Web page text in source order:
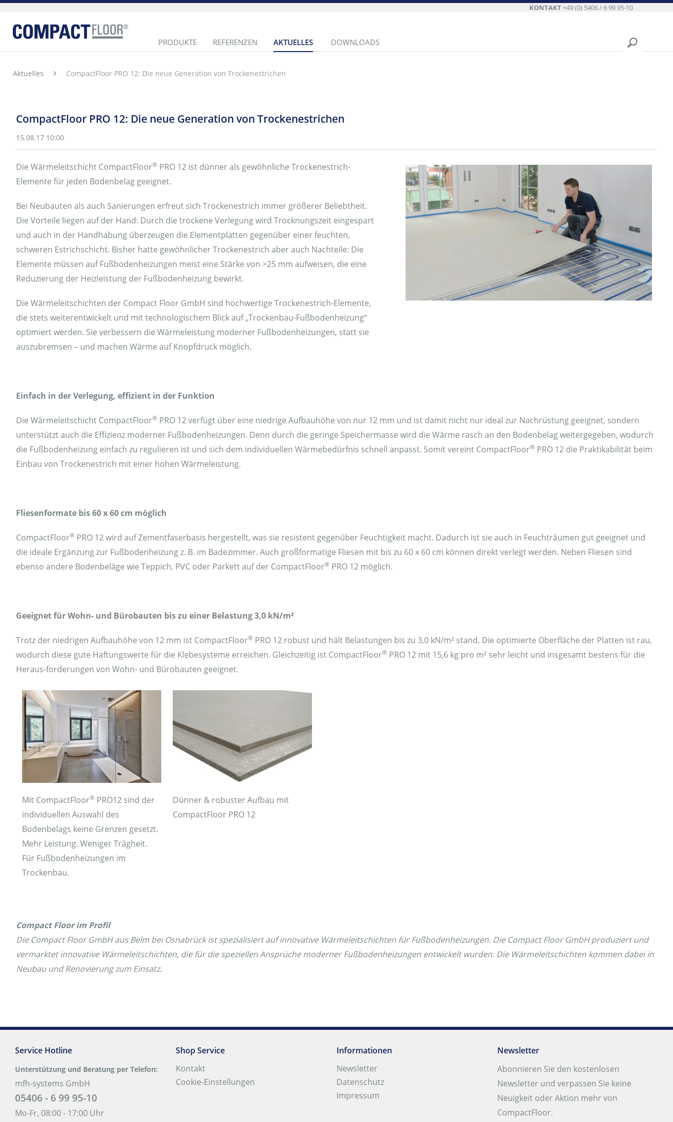
KONTAKT+49 (0) 5406 / 6 99 95-10
PRODUKTE REFERENZEN AKTUELLES DOWNLOADS
Aktuelles CompactFloor PRO 12: Die neue Generation von Trockenestrichen
CompactFloor PRO 12: Die neue Generation von Trockenestrichen
15.08.17 10:00
Die Wärmeleitschicht CompactFloor® PRO 12 ist dünner als gewöhnliche Trockenestrich-
Elemente für jeden Bodenbelag geeignet.
Bei Neubauten als auch Sanierungen erfreut sich Trockenestrich immer größerer Beliebtheit.
Die Vorteile liegen auf der Hand: Durch die trockene Verlegung wird Trocknungszeit eingespart
und auch in der Handhabung überzeugen die Elementplatten gegenüber einer feuchten,
schweren Estrichschicht. Bisher hatte gewöhnlicher Trockenestrich aber auch Nachteile: Die
Elemente müssen auf Fußbodenheizungen meist eine Stärke von >25 mm aufweisen, die eine
Reduzierung der Heizleistung der Fußbodenheizung bewirkt.
Die Wärmeleitschichten der Compact Floor GmbH sind hochwertige Trockenestrich-Elemente,
die stets weiterentwickelt und mit technologischem Blick auf „Trockenbau-Fußbodenheizung“
optimiert werden. Sie verbessern die Wärmeleistung moderner Fußbodenheizungen, statt sie
auszubremsen – und machen Wärme auf Knopfdruck möglich.
Einfach in der Verlegung, effizient in der Funktion
Die Wärmeleitschicht CompactFloor® PRO 12 verfügt über eine niedrige Aufbauhöhe von nur 12 mm und ist damit nicht nur ideal zur Nachrüstung geeignet, sondern
unterstützt auch die Effizienz moderner Fußbodenheizungen. Denn durch die geringe Speichermasse wird die Wärme rasch an den Bodenbelag weitergegeben, wodurch
die Fußbodenheizung einfach zu regulieren ist und sich dem individuellen Wärmebedürfnis schnell anpasst. Somit vereint CompactFloor® PRO 12 die Praktikabilität beim
Einbau von Trockenestrich mit einer hohen Wärmeleistung.
Fliesenformate bis 60 x 60 cm möglich
CompactFloor® PRO 12 wird auf Zementfaserbasis hergestellt, was sie resistent gegenüber Feuchtigkeit macht. Dadurch ist sie auch in Feuchträumen gut geeignet und
die ideale Ergänzung zur Fußbodenheizung z. B. im Badezimmer. Auch großformatige Fliesen mit bis zu 60 x 60 cm können direkt verlegt werden. Neben Fliesen sind
ebenso andere Bodenbeläge wie Teppich, PVC oder Parkett auf der CompactFloor® PRO 12 möglich.
Geeignet für Wohn- und Bürobauten bis zu einer Belastung 3,0 kN/m²
Trotz der niedrigen Aufbauhöhe von 12 mm ist CompactFloor® PRO 12 robust und hält Belastungen bis zu 3,0 kN/m² stand. Die optimierte Oberfläche der Platten ist rau,
wodurch diese gute Haftungswerte für die Klebesysteme erreichen. Gleichzeitig ist CompactFloor® PRO 12 mit 15,6 kg pro m² sehr leicht und insgesamt bestens für die
Heraus-forderungen von Wohn- und Bürobauten geeignet.
Mit CompactFloor® PRO12 sind der
individuellen Auswahl des
Bodenbelags keine Grenzen gesetzt.
Mehr Leistung. Weniger Trägheit.
Für Fußbodenheizungen im
Trockenbau.
Dünner & robuster Aufbau mit
CompactFloor PRO 12
Compact Floor im Profil
Die Compact Floor GmbH aus Belm bei Osnabrück ist spezialisiert auf innovative Wärmeleitschichten für Fußbodenheizungen. Die Compact Floor GmbH produziert und
vermarktet innovative Wärmeleitschichten, die für die speziellen Ansprüche moderner Fußbodenheizungen entwickelt wurden. Die Wärmeleitschichten kommen dabei in
Neubau und Renovierung zum Einsatz.
Service Hotline
Unterstützung und Beratung per Telefon:
mfh-systems GmbH
05406 - 6 99 95-10
Mo-Fr, 08:00 - 17:00 Uhr
Shop Service
Kontakt
Cookie-Einstellungen
Informationen
Newsletter
Datenschutz
Impressum
Newsletter
Abonnieren Sie den kostenlosen
Newsletter und verpassen Sie keine
Neuigkeit oder Aktion mehr von
CompactFloor.